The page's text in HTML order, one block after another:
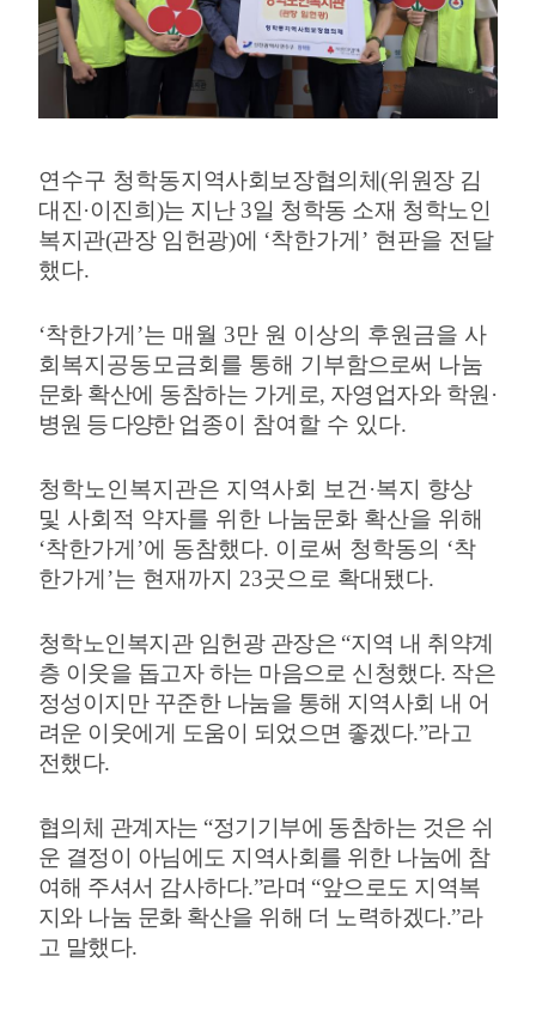
연수구 청학동지역사회보장협의체(위원장 김
대진·이진희 )는 지난 3일 청학동 소재 청학노인
복지관(관장 임헌광)에 ‘착한가게 ’ 현판을 전달
했다.
‘착한가게 ’는 매월 3만 원 이상의 후원금을 사
회복지공동모금회를 통해 기부함으로써 나눔
문화 확산에 동참하는 가게로, 자영업자와 학원
병원 등 다양한 업종이 참여할 수 있다.
청학노인복지관은 지역사회 보건 ·복지 향상
및 사회적 약자를 위한 나눔문화 확산을 위해
‘착한가게 ’에 동참했다. 이로써 청학동의 ‘착
한가게 ’는 현재까지 23곳으로 확대됐다.
청학노인복지관 임헌광 관장은 “지역 내 취약계
층 이웃을 돕고자 하는 마음으로 신청했다. 작은
정성이지만 꾸준한 나눔을 통해 지역사회 내 어
려운 이웃에게 도움이 되었으면 좋겠다.”라고
전했다.
협의체 관계자는 “정기기부에 동참하는 것은 쉬
운 결정이 아님에도 지역사회를 위한 나눔에 참
여해 주셔서 감사하다.”라며 “앞으로도 지역복
지와 나눔 문화 확산을 위해 더 노력하겠다.”라
고 말했다.